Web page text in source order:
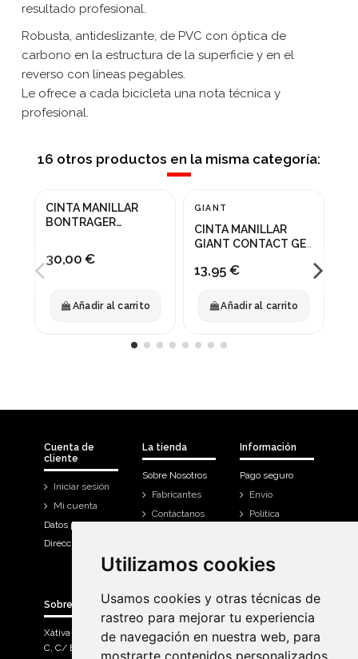
Utilizamos cookies
Usamos cookies y otras técnicas de
rastreo para mejorar tu experiencia
de navegación en nuestra web, para
mostrarte contenidos personalizados
Utilizamos cookies
Usamos cookies y otras técnicas de
rastreo para mejorar tu experiencia
de navegación en nuestra web, para
mostrarte contenidos personalizados
resultado profesional.
Robusta, antideslizante, de PVC con óptica de
carbono en la estructura de la superficie y en el
reverso con líneas pegables.
Le ofrece a cada bicicleta una nota técnica y
profesional.
16 otros productos en la misma categoría:
CINTA MANILLAR
BONTRAGER
30,00 €
Añadir al carrito
GIANT
CINTA MANILLAR
GIANT CONTACT GEL
13,95 €
Añadir al carrito
Cuenta de
cliente
Iniciar sesión
Mi cuenta
Datos personales
Direcciones
La tienda
Sobre Nosotros
Fabricantes
Contáctanos
Información
Pago seguro
Envío
Política
Historial de
Sobre Bicicletas Sanchis
Xàtiva Polígon Industrial
C, C/ Braçal del Roncador nave 10. >